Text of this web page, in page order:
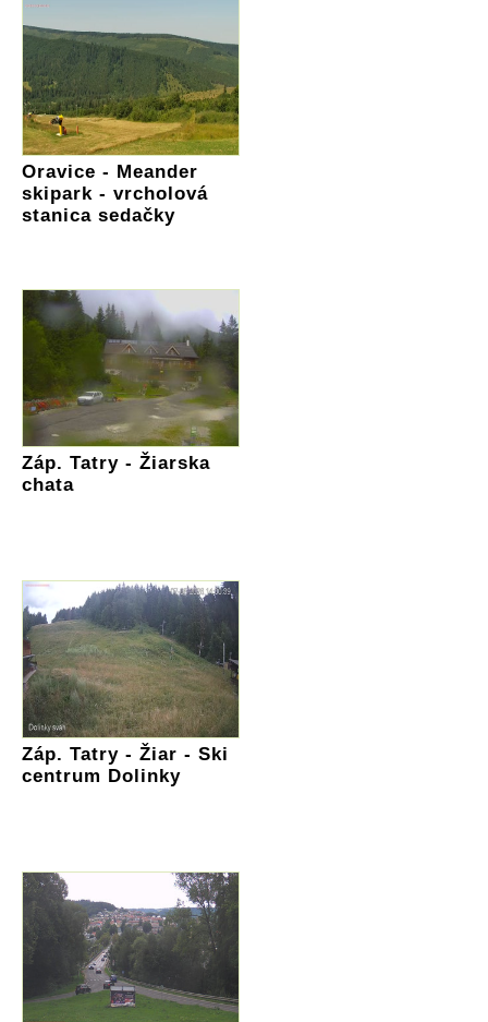
Oravice - Meander
skipark - vrcholová
stanica sedačky
Záp. Tatry - Žiarska
chata
Záp. Tatry - Žiar - Ski
centrum Dolinky